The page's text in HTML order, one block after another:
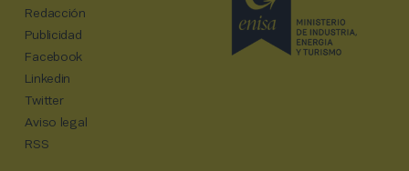
Redacción
Publicidad
Facebook
Linkedin
Twitter
Aviso legal
RSS